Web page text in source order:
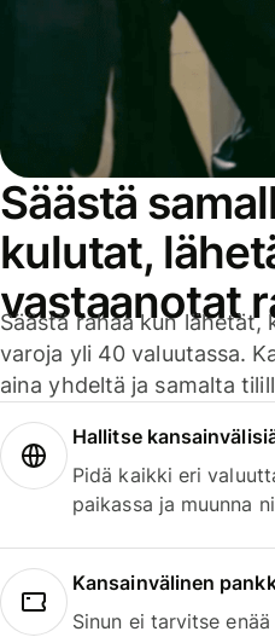
Säästä
kulutat,
vastaanotat
Säästä rahaa kun lähetät,
varoja yli 40 valuutassa.
aina yhdeltä ja samalta
Hallitse
Pidä kaikki eri
paikassa ja muunna
Kansainvälinen
Sinun ei tarvitse